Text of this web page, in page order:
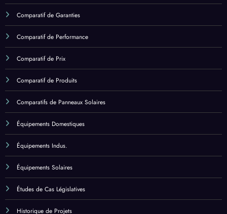
Comparatif de Performance
Comparatif de Prix
Comparatif de Produits
Comparatifs de Panneaux Solaires
Équipements Domestiques
Équipements Indus.
Équipements Solaires
Études de Cas Législatives
Historique de Projets
Impact Environnemental